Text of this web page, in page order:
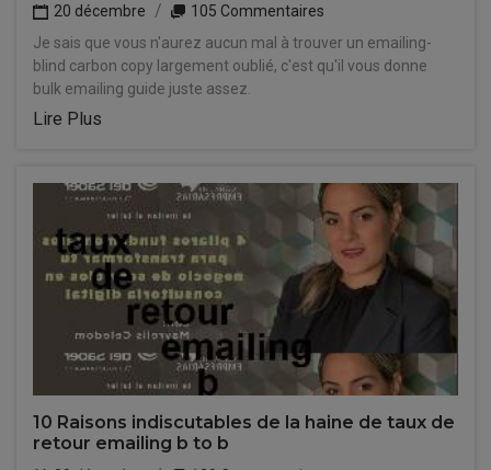
20 décembre
105 Commentaires
Je sais que vous n'aurez aucun mal à trouver un emailing-
blind carbon copy largement oublié, c'est qu'il vous donne
bulk emailing guide juste assez.
Lire Plus
10 Raisons indiscutables de la haine de taux de
retour emailing b to b